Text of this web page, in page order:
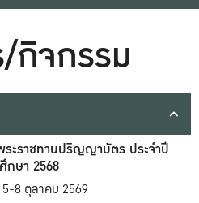
กิจกรรม
ะราชทานปริญญาบัตร ประจำปี
กษา 2568
8 ตุลาคม 2569